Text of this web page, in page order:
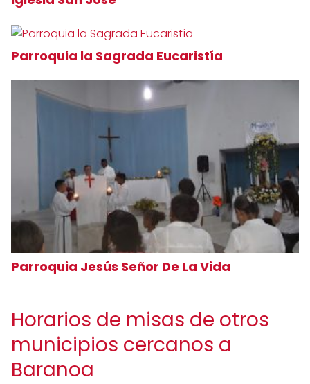
Parroquia la Sagrada Eucaristía
Parroquia Jesús Señor De La Vida
Horarios de misas de otros
municipios cercanos a
Baranoa